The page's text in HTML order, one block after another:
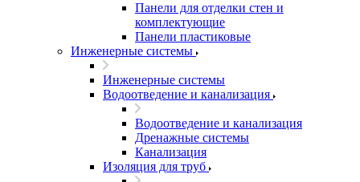
Панели для отделки стен и
комплектующие
Панели пластиковые
Инженерные системы
Инженерные системы
Водоотведение и канализация
Водоотведение и канализация
Дренажные системы
Канализация
Изоляция для труб